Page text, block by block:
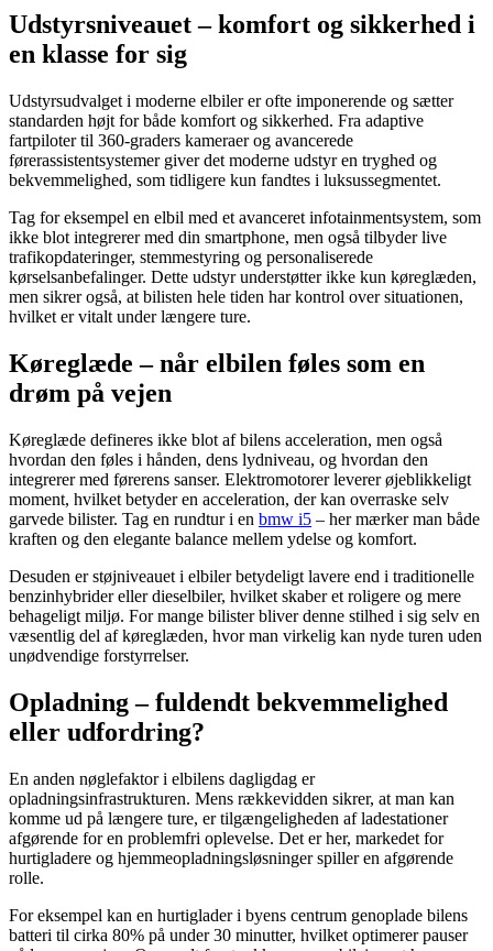
Udstyrsniveauet – komfort og sikkerhed i
en klasse for sig
Udstyrsudvalget i moderne elbiler er ofte imponerende og sætter
standarden højt for både komfort og sikkerhed. Fra adaptive
fartpiloter til 360-graders kameraer og avancerede
førerassistentsystemer giver det moderne udstyr en tryghed og
bekvemmelighed, som tidligere kun fandtes i luksussegmentet.
Tag for eksempel en elbil med et avanceret infotainmentsystem, som
ikke blot integrerer med din smartphone, men også tilbyder live
trafikopdateringer, stemmestyring og personaliserede
kørselsanbefalinger. Dette udstyr understøtter ikke kun køreglæden,
men sikrer også, at bilisten hele tiden har kontrol over situationen,
hvilket er vitalt under længere ture.
Køreglæde – når elbilen føles som en
drøm på vejen
Køreglæde defineres ikke blot af bilens acceleration, men også
hvordan den føles i hånden, dens lydniveau, og hvordan den
integrerer med førerens sanser. Elektromotorer leverer øjeblikkeligt
moment, hvilket betyder en acceleration, der kan overraske selv
garvede bilister. Tag en rundtur i en bmw i5 – her mærker man både
kraften og den elegante balance mellem ydelse og komfort.
Desuden er støjniveauet i elbiler betydeligt lavere end i traditionelle
benzinhybrider eller dieselbiler, hvilket skaber et roligere og mere
behageligt miljø. For mange bilister bliver denne stilhed i sig selv en
væsentlig del af køreglæden, hvor man virkelig kan nyde turen uden
unødvendige forstyrrelser.
Opladning – fuldendt bekvemmelighed
eller udfordring?
En anden nøglefaktor i elbilens dagligdag er
opladningsinfrastrukturen. Mens rækkevidden sikrer, at man kan
komme ud på længere ture, er tilgængeligheden af ladestationer
afgørende for en problemfri oplevelse. Det er her, markedet for
hurtigladere og hjemmeopladningsløsninger spiller en afgørende
rolle.
For eksempel kan en hurtiglader i byens centrum genoplade bilens
batteri til cirka 80% på under 30 minutter, hvilket optimerer pauser